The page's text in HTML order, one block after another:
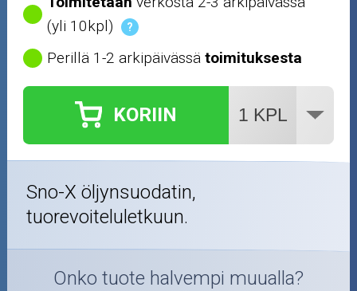
(yli 10kpl)
?
Perillä 1-2 arkipäivässätoimituksesta
KORIIN
Sno-X öljynsuodatin,
tuorevoiteluletkuun.
Onko tuote halvempi muualla?